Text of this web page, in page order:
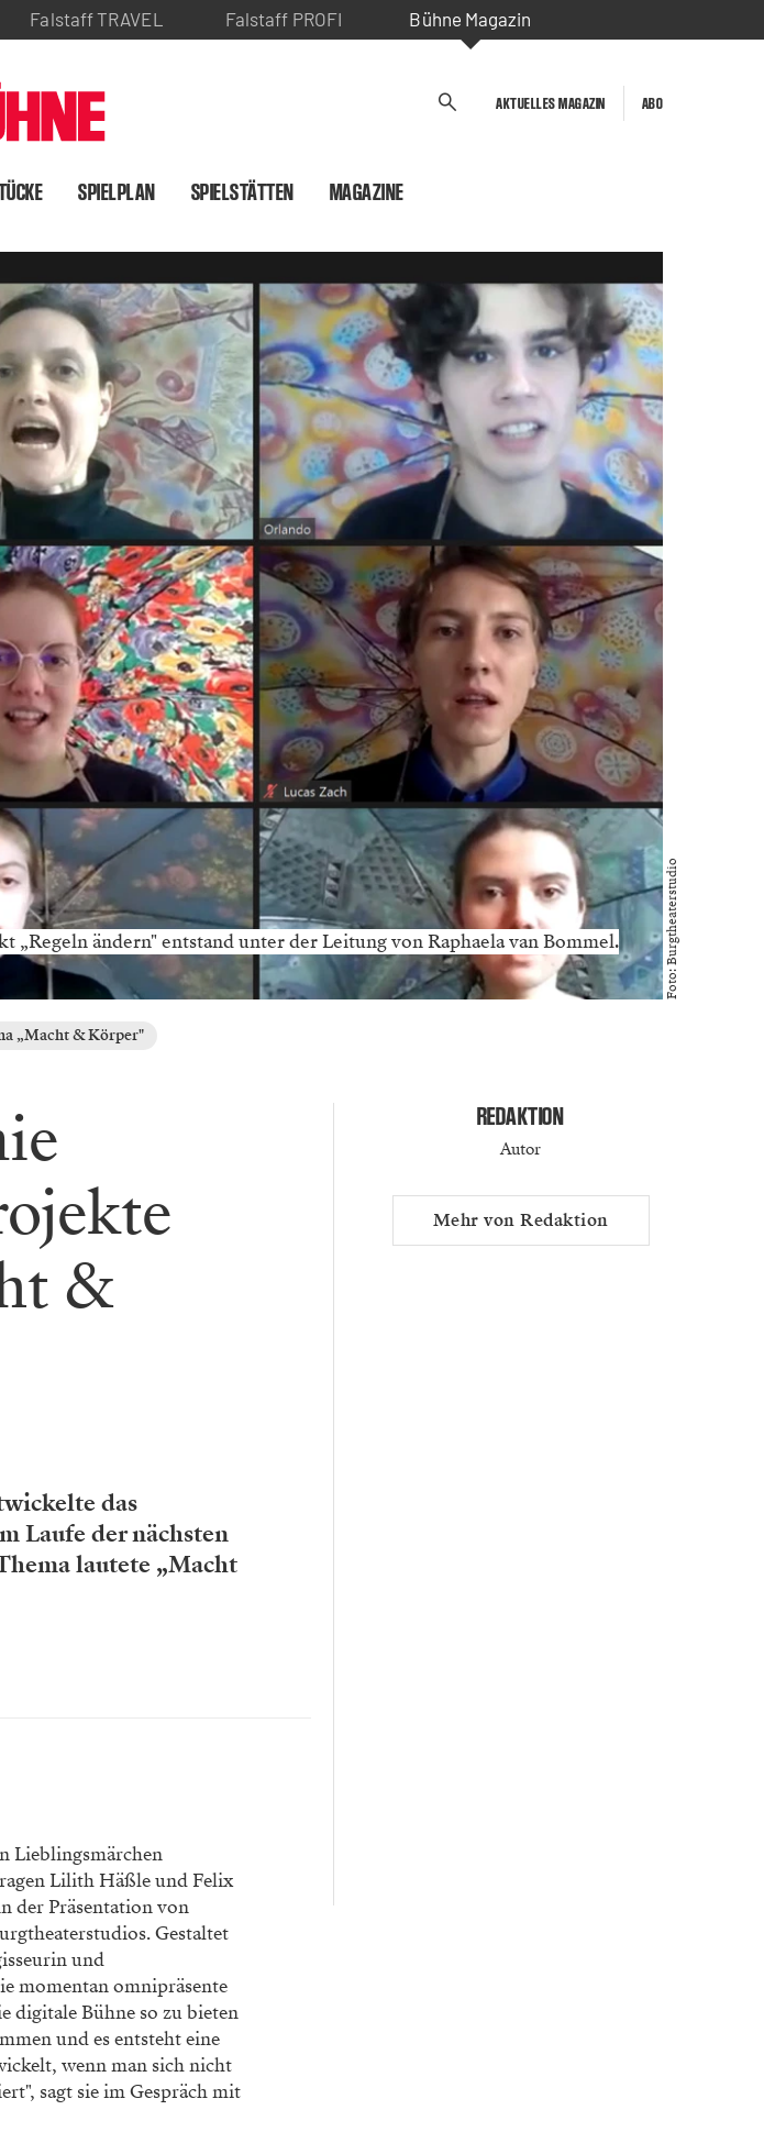
Falstaff TRAVEL Falstaff PROFI Bühne Magazin
AKTUELLES MAGAZIN ABO
SPIELPLAN SPIELSTÄTTEN MAGAZINE
„Regeln ändern" entstand unter der Leitung von Raphaela van Bommel. Foto: Burgtheaterstudio
„Macht & Körper"
&
das
Laufe der nächsten
lautete „Macht
Lieblingsmärchen
Lilith Häßle und Felix
der Präsentation von
Gestaltet
und
momentan omnipräsente
digitale Bühne so zu bieten
und es entsteht eine
wenn man sich nicht
sagt sie im Gespräch mit
REDAKTION
Autor
Mehr von Redaktion